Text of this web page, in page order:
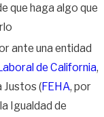
que haga algo que
ante una entidad
de California,
Justos (FEHA, por
Igualdad de